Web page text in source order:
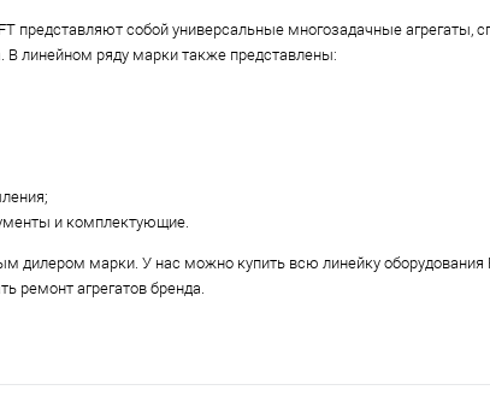
представляют собой универсальные многозадачные агрегаты,
В линейном ряду марки также представлены:
и комплектующие.
дилером марки. У нас можно купить всю линейку оборудования
ремонт агрегатов бренда.